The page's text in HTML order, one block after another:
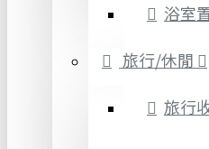
浴室
旅行/休閒
旅行